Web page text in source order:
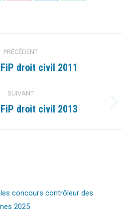
PRÉCÉDENT
Article
:
droit civil 2011
SUIVANT
Article
droit civil 2013
concours contrôleur des
2025